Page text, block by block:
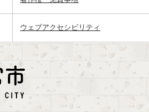
ウェブアクセシビリティ